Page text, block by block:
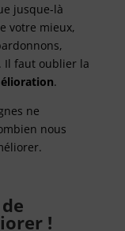
jusque-là
votre mieux,
Il faut oublier la
.
ne
nous
!